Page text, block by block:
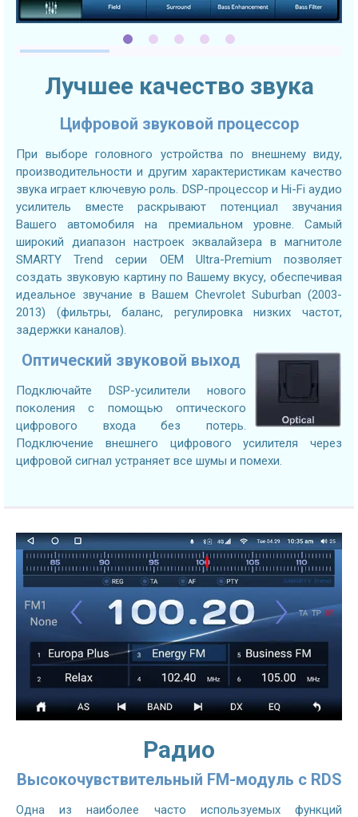
Лучшее качество звука
Цифровой звуковой процессор
При выборе головного устройства по внешнему виду,
производительности и другим характеристикам качество
звука играет ключевую роль. DSP-процессор и Hi-Fi аудио
усилитель вместе раскрывают потенциал звучания
Вашего автомобиля на премиальном уровне. Самый
широкий диапазон настроек эквалайзера в магнитоле
SMARTY Trend серии OEM Ultra-Premium позволяет
создать звуковую картину по Вашему вкусу, обеспечивая
идеальное звучание в Вашем Chevrolet Suburban (2003-
2013) (фильтры, баланс, регулировка низких частот,
задержки каналов).
Оптический звуковой выход
Подключайте DSP-усилители нового
поколения с помощью оптического
цифрового входа без потерь.
Подключение внешнего цифрового усилителя через
цифровой сигнал устраняет все шумы и помехи.
Радио
Высокочувствительный FM-модуль с RDS
Одна из наиболее часто используемых функций